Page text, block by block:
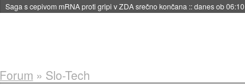
Saga s cepivom mRNA proti gripi v ZDA srečno končana ::danes ob 06:10
Forum » Slo-Tech